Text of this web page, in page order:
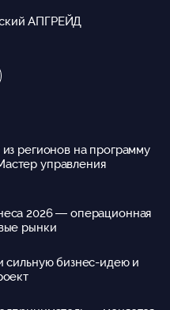
АПГРЕЙД
регионов на программу
управления
2026 — операционная
рынки
сильную бизнес-идею и